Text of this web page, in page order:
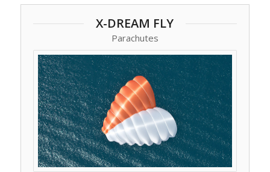
X-DREAM FLY
Parachutes